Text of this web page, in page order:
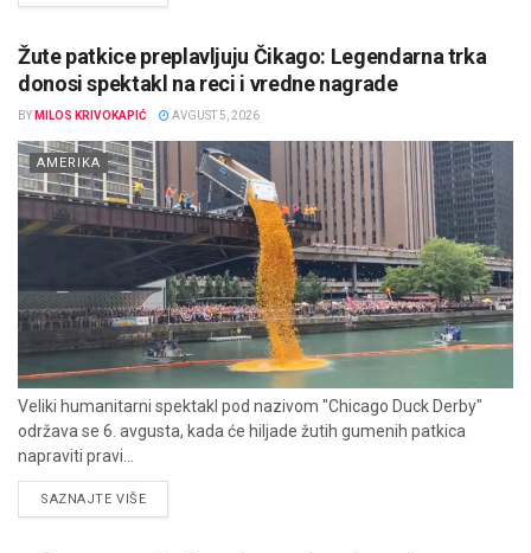
Žute patkice preplavljuju Čikago: Legendarna trka
donosi spektakl na reci i vredne nagrade
BY MILOS KRIVOKAPIĆ AVGUST 5, 2026
AMERIKA
Veliki humanitarni spektakl pod nazivom "Chicago Duck Derby"
održava se 6. avgusta, kada će hiljade žutih gumenih patkica
napraviti pravi...
SAZNAJTE VIŠEDETAILS